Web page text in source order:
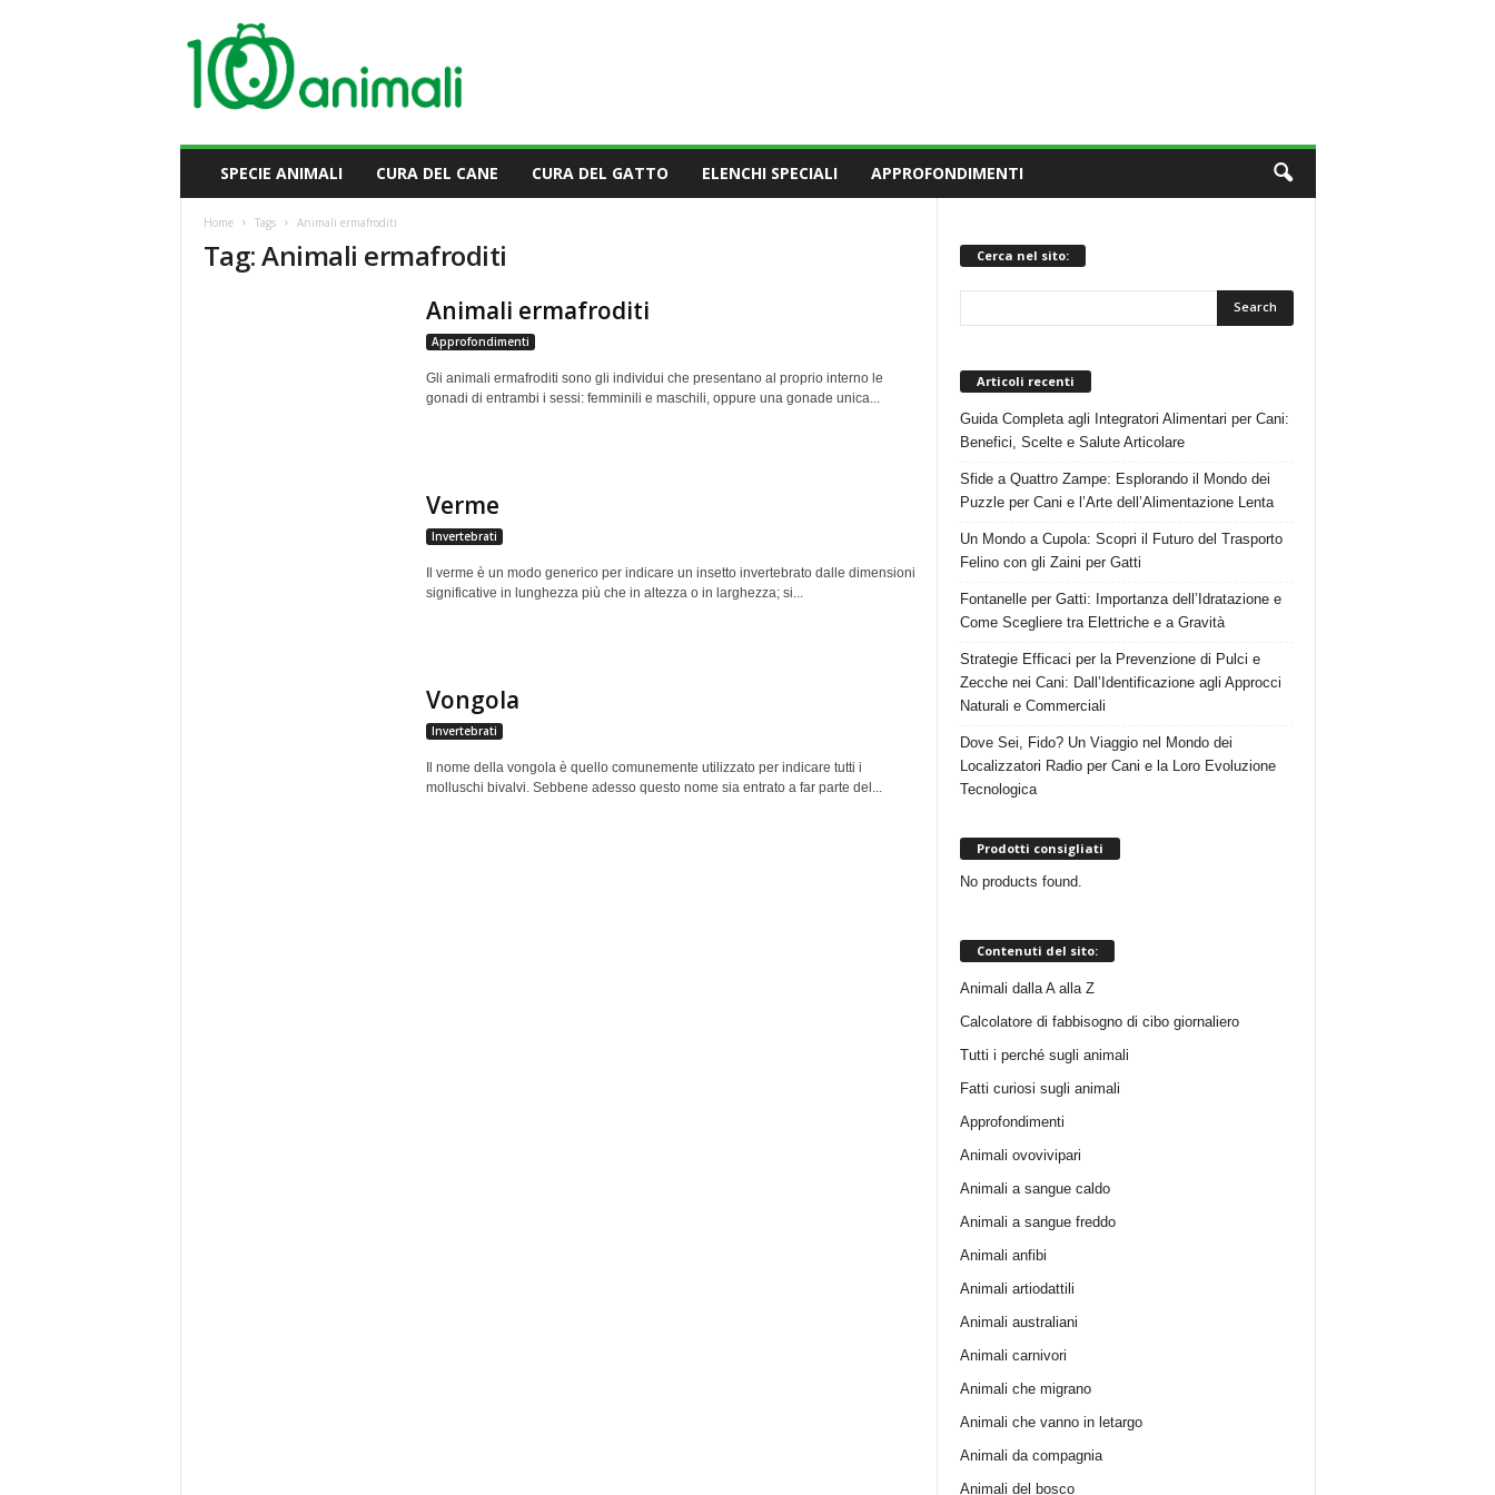
SPECIE ANIMALI CURA DEL CANE CURA DEL GATTO ELENCHI SPECIALI APPROFONDIMENTI
Home Tags Animali ermafroditi
Tag: Animali ermafroditi
Animali ermafroditi
Approfondimenti
Gli animali ermafroditi sono gli individui che presentano al proprio interno le
gonadi di entrambi i sessi: femminili e maschili, oppure una gonade unica...
Verme
Invertebrati
Il verme è un modo generico per indicare un insetto invertebrato dalle dimensioni
significative in lunghezza più che in altezza o in larghezza; si...
Vongola
Invertebrati
Il nome della vongola è quello comunemente utilizzato per indicare tutti i
molluschi bivalvi. Sebbene adesso questo nome sia entrato a far parte del...
Cerca nel sito:
Articoli recenti
Guida Completa agli Integratori Alimentari per Cani:
Benefici, Scelte e Salute Articolare
Sfide a Quattro Zampe: Esplorando il Mondo dei
Puzzle per Cani e l’Arte dell’Alimentazione Lenta
Un Mondo a Cupola: Scopri il Futuro del Trasporto
Felino con gli Zaini per Gatti
Fontanelle per Gatti: Importanza dell’Idratazione e
Come Scegliere tra Elettriche e a Gravità
Strategie Efficaci per la Prevenzione di Pulci e
Zecche nei Cani: Dall’Identificazione agli Approcci
Naturali e Commerciali
Dove Sei, Fido? Un Viaggio nel Mondo dei
Localizzatori Radio per Cani e la Loro Evoluzione
Tecnologica
Prodotti consigliati
No products found.
Contenuti del sito:
Animali dalla A alla Z
Calcolatore di fabbisogno di cibo giornaliero
Tutti i perché sugli animali
Fatti curiosi sugli animali
Approfondimenti
Animali ovovivipari
Animali a sangue caldo
Animali a sangue freddo
Animali anfibi
Animali artiodattili
Animali australiani
Animali carnivori
Animali che migrano
Animali che vanno in letargo
Animali da compagnia
Animali del bosco